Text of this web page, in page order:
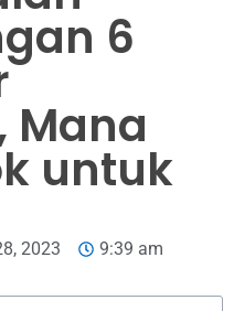
6
Mana
untuk
2023 9:39 am